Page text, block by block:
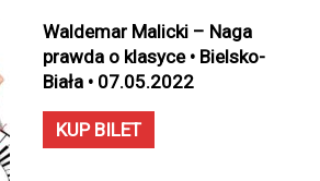
Waldemar Malicki – Naga
prawda o klasyce • Bielsko-
Biała • 07.05.2022
KUP BILET